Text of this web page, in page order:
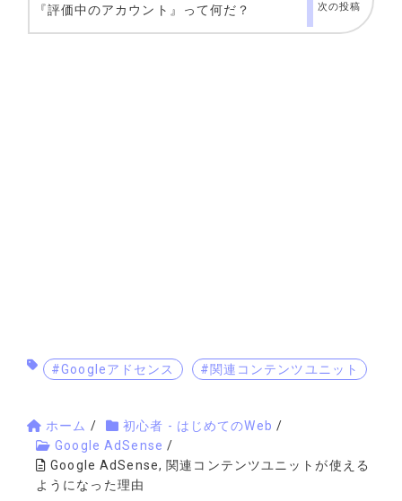
『評価中のアカウント』って何だ？
次の投稿
#Googleアドセンス #関連コンテンツユニット
ホーム / 初心者 - はじめてのWeb /
Google AdSense /
Google AdSense, 関連コンテンツユニットが使える
ようになった理由